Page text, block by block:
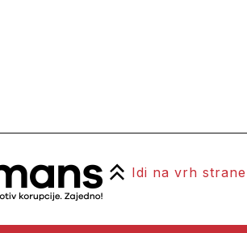
Idi na vrh strane